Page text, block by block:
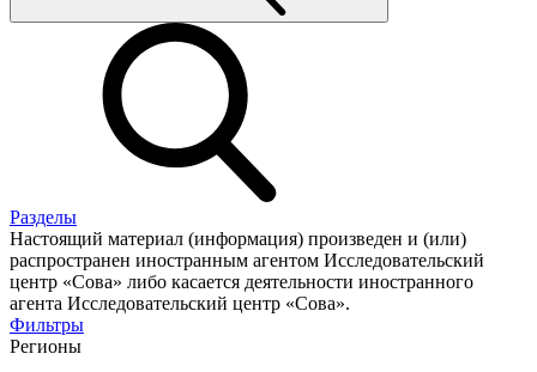
Разделы
Настоящий материал (информация) произведен и (или)
распространен иностранным агентом Исследовательский
центр «Сова» либо касается деятельности иностранного
агента Исследовательский центр «Сова».
Фильтры
Регионы